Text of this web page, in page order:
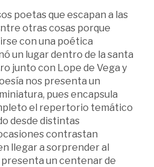
poetas que escapan a las
otras cosas porque
con una poética
un lugar dentro de la santa
junto con Lope de Vega y
nos presenta un
pues encapsula
el repertorio temático
desde distintas
contrastan
llegar a sorprender al
un centenar de